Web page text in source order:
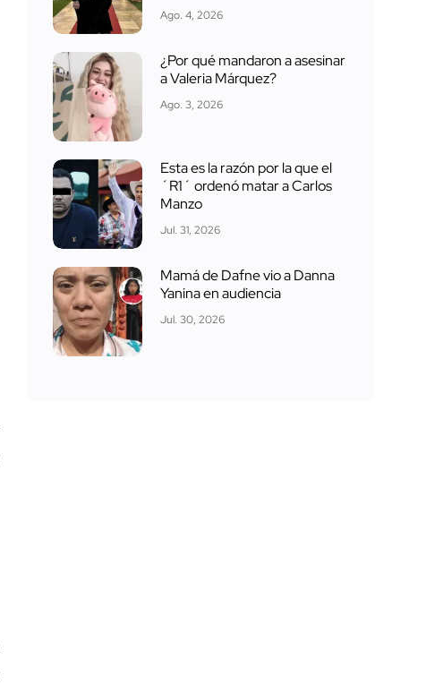
Ago. 4, 2026
¿Por qué mandaron a asesinar
a Valeria Márquez?
Ago. 3, 2026
Esta es la razón por la que el
´R1´ ordenó matar a Carlos
Manzo
Jul. 31, 2026
Mamá de Dafne vio a Danna
Yanina en audiencia
Jul. 30, 2026